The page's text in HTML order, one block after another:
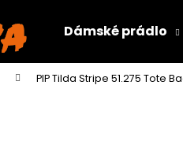
Dámské prádlo
PIP Tilda Stripe 51.275 Tote